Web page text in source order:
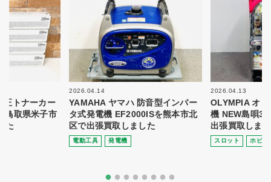
梱包
ガイド
法人の
お客様へ
トナーカー
鳥取県米子市
た
2026.04.14
YAMAHA ヤマハ 防音型インバー
タ式発電機 EF2000ISを熊本市北
区で出張買取しました
電動⼯具 発電機
2026.04.13
OLYMPIA オ
機 NEW島唄
出張買取しま
スロット ホビー